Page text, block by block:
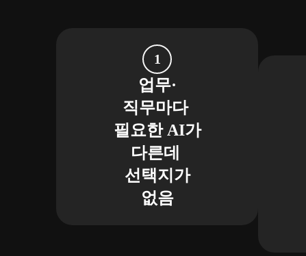
업무·
직무마다
필요한 AI가
다른데
선택지가
없음